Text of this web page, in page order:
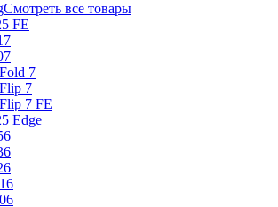
Смотреть все товары
FE
7
7
7 FE
Edge